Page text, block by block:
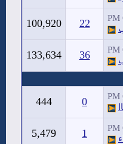
22
100,920
36
133,634
0
444
1
5,479